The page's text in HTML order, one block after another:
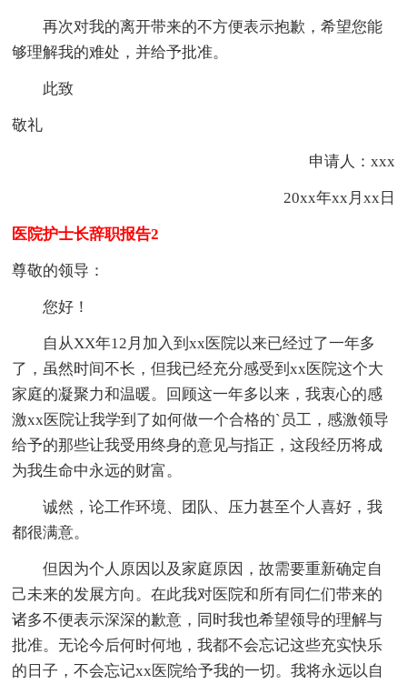
再次对我的离开带来的不方便表示抱歉，希望您能
够理解我的难处，并给予批准。
此致
敬礼
申请人：xxx
20xx年xx月xx日
医院护士长辞职报告2
尊敬的领导：
您好！
自从XX年12月加入到xx医院以来已经过了一年多
了，虽然时间不长，但我已经充分感受到xx医院这个大
家庭的凝聚力和温暖。回顾这一年多以来，我衷心的感
激xx医院让我学到了如何做一个合格的`员工，感激领导
给予的那些让我受用终身的意见与指正，这段经历将成
为我生命中永远的财富。
诚然，论工作环境、团队、压力甚至个人喜好，我
都很满意。
但因为个人原因以及家庭原因，故需要重新确定自
己未来的发展方向。在此我对医院和所有同仁们带来的
诸多不便表示深深的歉意，同时我也希望领导的理解与
批准。无论今后何时何地，我都不会忘记这些充实快乐
的日子，不会忘记xx医院给予我的一切。我将永远以自